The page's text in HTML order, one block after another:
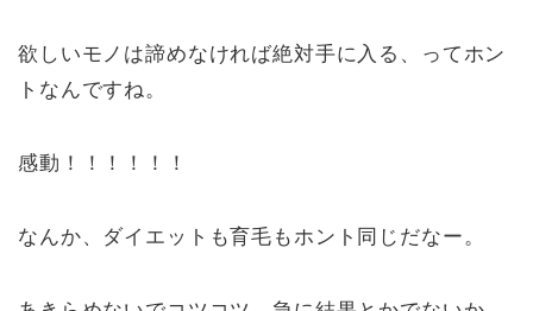
欲しいモノは諦めなければ絶対手に入る、ってホン
トなんですね。
感動！！！！！！
なんか、ダイエットも育毛もホント同じだなー。